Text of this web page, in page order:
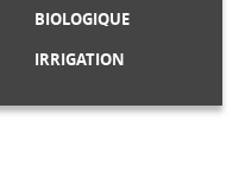
BIOLOGIQUE
IRRIGATION